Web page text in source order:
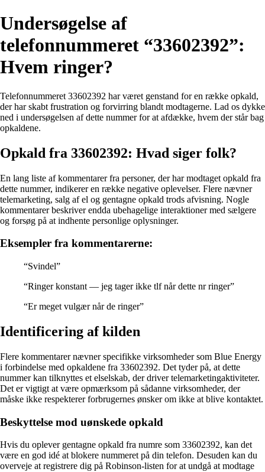
Undersøgelse af
telefonnummeret “33602392”:
Hvem ringer?
Telefonnummeret 33602392 har været genstand for en række opkald,
der har skabt frustration og forvirring blandt modtagerne. Lad os dykke
ned i undersøgelsen af dette nummer for at afdække, hvem der står bag
opkaldene.
Opkald fra 33602392: Hvad siger folk?
En lang liste af kommentarer fra personer, der har modtaget opkald fra
dette nummer, indikerer en række negative oplevelser. Flere nævner
telemarketing, salg af el og gentagne opkald trods afvisning. Nogle
kommentarer beskriver endda ubehagelige interaktioner med sælgere
og forsøg på at indhente personlige oplysninger.
Eksempler fra kommentarerne:
“Svindel”
“Ringer konstant — jeg tager ikke tlf når dette nr ringer”
“Er meget vulgær når de ringer”
Identificering af kilden
Flere kommentarer nævner specifikke virksomheder som Blue Energy
i forbindelse med opkaldene fra 33602392. Det tyder på, at dette
nummer kan tilknyttes et elselskab, der driver telemarketingaktiviteter.
Det er vigtigt at være opmærksom på sådanne virksomheder, der
måske ikke respekterer forbrugernes ønsker om ikke at blive kontaktet.
Beskyttelse mod uønskede opkald
Hvis du oplever gentagne opkald fra numre som 33602392, kan det
være en god idé at blokere nummeret på din telefon. Desuden kan du
overveje at registrere dig på Robinson-listen for at undgå at modtage